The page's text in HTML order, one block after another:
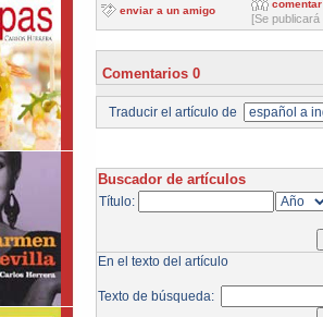
enviar a un amigo
comentar
[Se publicará
Comentarios 0
Traducir el artículo de
Buscador de artículos
Título:
En el texto del artículo
Texto de búsqueda: